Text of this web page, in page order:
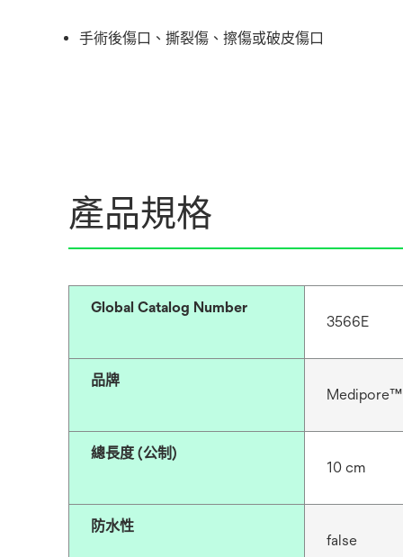
手術後傷口、撕裂傷、擦傷或破皮傷口
產品規格
Global Catalog Number
3566E
品牌
Medipore™
總長度 (公制)
10 cm
防水性
false